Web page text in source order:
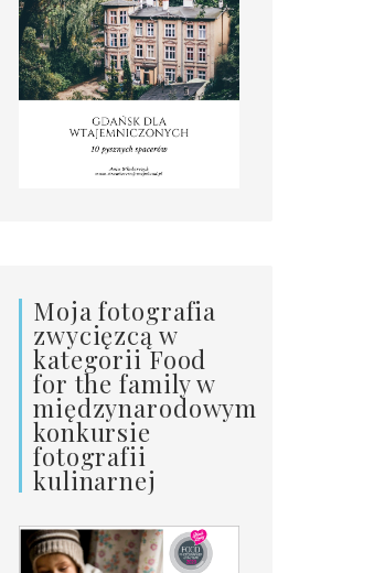
Moja fotografia
zwycięzcą w
kategorii Food
for the family w
międzynarodowym
konkursie
fotografii
kulinarnej